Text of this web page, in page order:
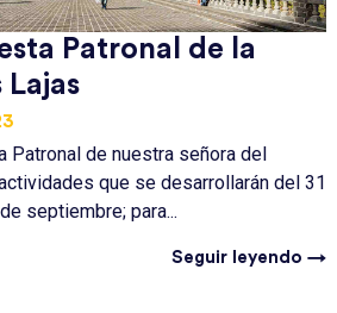
Patronal de la
Lajas
Patronal de nuestra señora del
que se desarrollarán del 31
septiembre; para...
Seguir leyendo →